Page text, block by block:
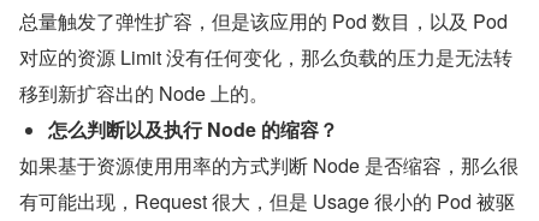
总量触发了弹性扩容，但是该应用的 Pod 数目，以及 Pod
对应的资源 Limit 没有任何变化，那么负载的压力是无法转
移到新扩容出的 Node 上的。
怎么判断以及执行 Node 的缩容？
如果基于资源使用用率的方式判断 Node 是否缩容，那么很
有可能出现，Request 很大，但是 Usage 很小的 Pod 被驱